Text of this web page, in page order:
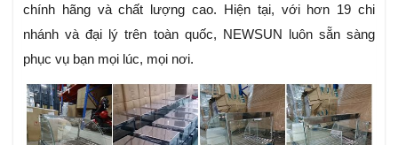
chính hãng và chất lượng cao. Hiện tại, với hơn 19 chi
nhánh và đại lý trên toàn quốc, NEWSUN luôn sẵn sàng
phục vụ bạn mọi lúc, mọi nơi.